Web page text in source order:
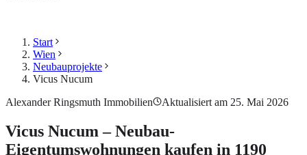
Start
Wien
Neubauprojekte
Vicus Nucum
Alexander Ringsmuth Immobilien
Aktualisiert am 25. Mai 2026
Vicus Nucum – Neubau-
Eigentumswohnungen kaufen in 1190